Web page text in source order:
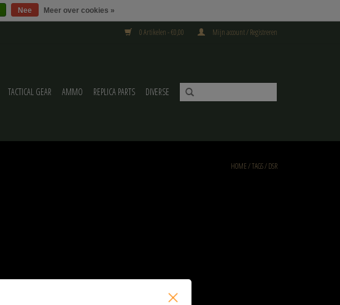
0 Artikelen - €0,00 Mijn account / Registreren
TACTICAL GEAR AMMO REPLICA PARTS DIVERSE
HOME/TAGS/DSR
Nee Meer over cookies »